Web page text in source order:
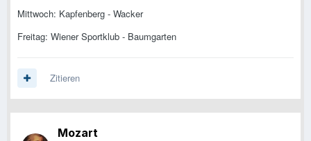
Mittwoch: Kapfenberg - Wacker
Freitag: Wiener Sportklub - Baumgarten
Zitieren
Mozart